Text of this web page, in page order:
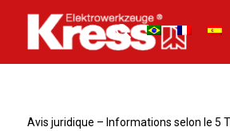
Avis juridique – Informations selon le 5